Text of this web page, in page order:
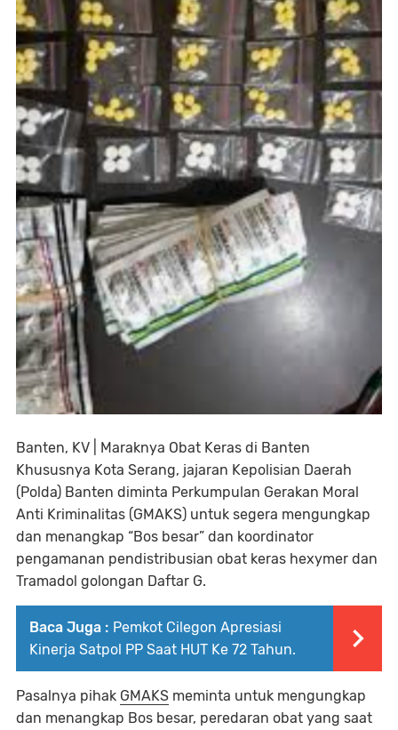
Banten, KV | Maraknya Obat Keras di Banten
Khususnya Kota Serang, jajaran Kepolisian Daerah
(Polda) Banten diminta Perkumpulan Gerakan Moral
Anti Kriminalitas (GMAKS) untuk segera mengungkap
dan menangkap “Bos besar” dan koordinator
pengamanan pendistribusian obat keras hexymer dan
Tramadol golongan Daftar G.
Baca Juga : Pemkot Cilegon Apresiasi
Kinerja Satpol PP Saat HUT Ke 72 Tahun.
Pasalnya pihak GMAKS meminta untuk mengungkap
dan menangkap Bos besar, peredaran obat yang saat